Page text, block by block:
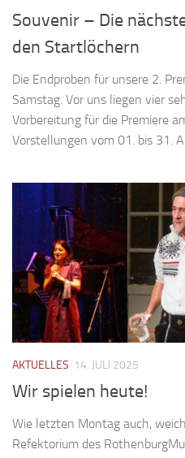
Souvenir – Die
den Startlöchern
Die Endproben für unsere 2.
Samstag. Vor uns liegen vier
Vorbereitung für die Premiere
Vorstellungen vom 01. bis 31.
AKTUELLES 14. JULI 2025
Wir spielen heute!
Wie letzten Montag auch,
Refektorium des